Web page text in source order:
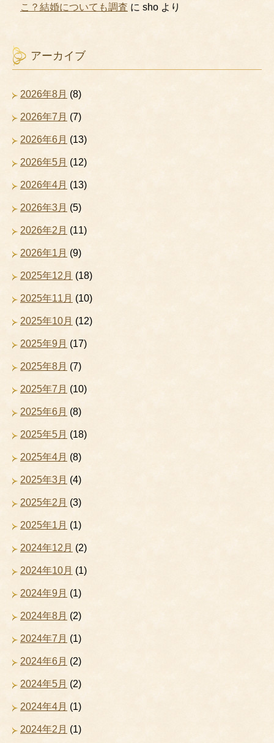
こ？結婚についても調査 に sho より
アーカイブ
2026年8月 (8)
2026年7月 (7)
2026年6月 (13)
2026年5月 (12)
2026年4月 (13)
2026年3月 (5)
2026年2月 (11)
2026年1月 (9)
2025年12月 (18)
2025年11月 (10)
2025年10月 (12)
2025年9月 (17)
2025年8月 (7)
2025年7月 (10)
2025年6月 (8)
2025年5月 (18)
2025年4月 (8)
2025年3月 (4)
2025年2月 (3)
2025年1月 (1)
2024年12月 (2)
2024年10月 (1)
2024年9月 (1)
2024年8月 (2)
2024年7月 (1)
2024年6月 (2)
2024年5月 (2)
2024年4月 (1)
2024年2月 (1)